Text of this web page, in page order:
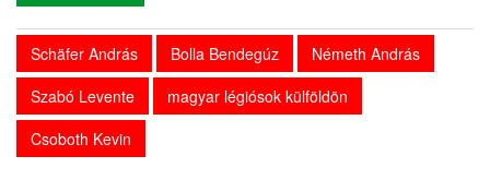
Schäfer András Bolla Bendegúz
Németh András
Szabó Levente
magyar légiósok külföldön
Csoboth Kevin